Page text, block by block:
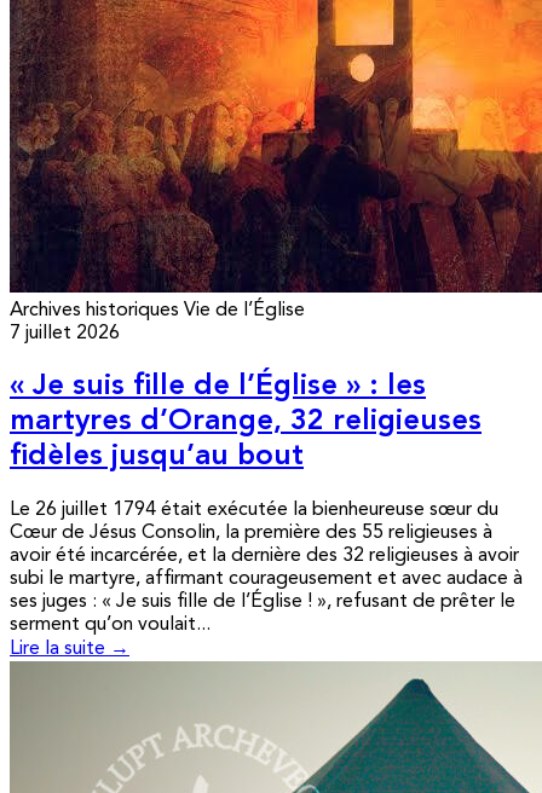
Archives historiques Vie de l’Église
7 juillet 2026
« Je suis fille de l’Église » : les
martyres d’Orange, 32 religieuses
fidèles jusqu’au bout
Le 26 juillet 1794 était exécutée la bienheureuse sœur du
Cœur de Jésus Consolin, la première des 55 religieuses à
avoir été incarcérée, et la dernière des 32 religieuses à avoir
subi le martyre, affirmant courageusement et avec audace à
ses juges : « Je suis fille de l’Église ! », refusant de prêter le
serment qu’on voulait...
Lire la suite →